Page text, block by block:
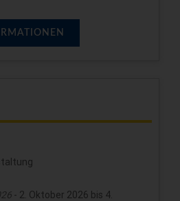
- 2. Oktober 2026 bis 4.